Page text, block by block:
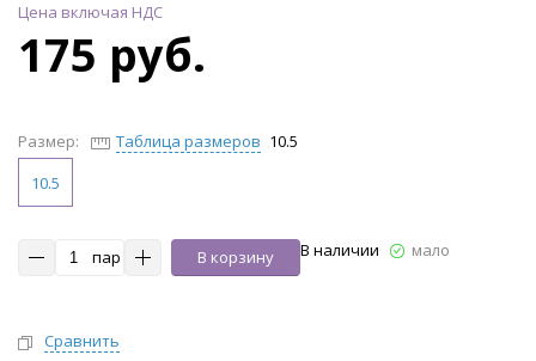
Цена включая НДС
175 руб.
Размер: Таблица размеров 10.5
10.5
пар В корзину В наличии мало
Сравнить